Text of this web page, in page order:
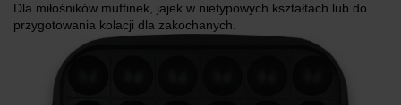
Dla miłośników muffinek, jajek w nietypowych kształtach lub do
przygotowania kolacji dla zakochanych.